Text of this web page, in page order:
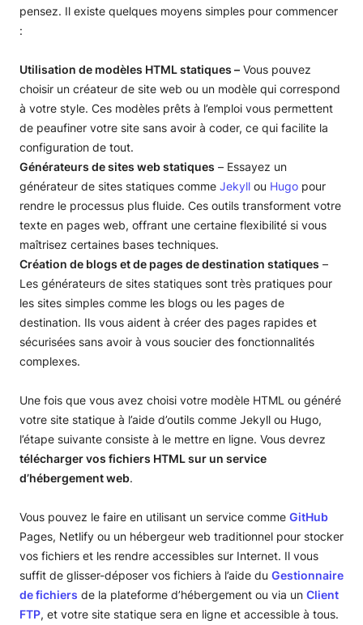
pensez. Il existe quelques moyens simples pour commencer
:
Utilisation de modèles HTML statiques – Vous pouvez
choisir un créateur de site web ou un modèle qui correspond
à votre style. Ces modèles prêts à l’emploi vous permettent
de peaufiner votre site sans avoir à coder, ce qui facilite la
configuration de tout.
Générateurs de sites web statiques – Essayez un
générateur de sites statiques comme Jekyll ou Hugo pour
rendre le processus plus fluide. Ces outils transforment votre
texte en pages web, offrant une certaine flexibilité si vous
maîtrisez certaines bases techniques.
Création de blogs et de pages de destination statiques –
Les générateurs de sites statiques sont très pratiques pour
les sites simples comme les blogs ou les pages de
destination. Ils vous aident à créer des pages rapides et
sécurisées sans avoir à vous soucier des fonctionnalités
complexes.
Une fois que vous avez choisi votre modèle HTML ou généré
votre site statique à l’aide d’outils comme Jekyll ou Hugo,
l’étape suivante consiste à le mettre en ligne. Vous devrez
télécharger vos fichiers HTML sur un service
d’hébergement web.
Vous pouvez le faire en utilisant un service comme GitHub
Pages, Netlify ou un hébergeur web traditionnel pour stocker
vos fichiers et les rendre accessibles sur Internet. Il vous
suffit de glisser-déposer vos fichiers à l’aide du Gestionnaire
de fichiers de la plateforme d’hébergement ou via un Client
FTP, et votre site statique sera en ligne et accessible à tous.